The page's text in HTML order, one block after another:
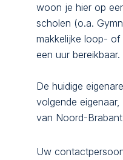
woon je hier op
scholen (o.a.
makkelijke loop- of
een uur bereikbaar.
De huidige
volgende
van Noord-
Uw